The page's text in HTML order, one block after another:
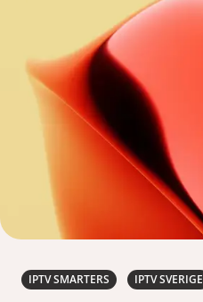
IPTV SMARTERS IPTV SVERIGE